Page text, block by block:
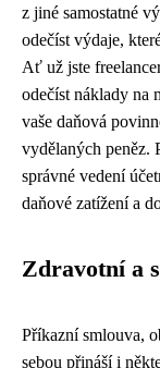
z jiné samostatné
odečíst výdaje,
Ať už jste
odečíst náklady na
vaše daňová
vydělaných peněz.
správné vedení
daňové zatížení a
Zdravotní a
Příkazní smlouva,
sebou přináší i